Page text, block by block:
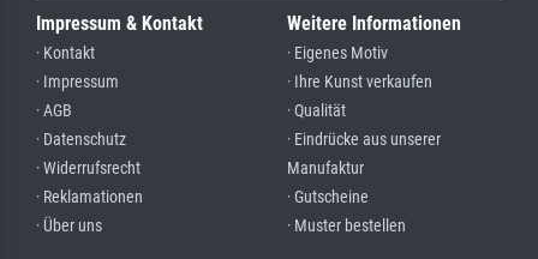
Impressum & Kontakt
· Kontakt
· Impressum
· AGB
· Datenschutz
· Widerrufsrecht
· Reklamationen
· Über uns
Weitere Informationen
· Eigenes Motiv
· Ihre Kunst verkaufen
· Qualität
· Eindrücke aus unserer
Manufaktur
· Gutscheine
· Muster bestellen